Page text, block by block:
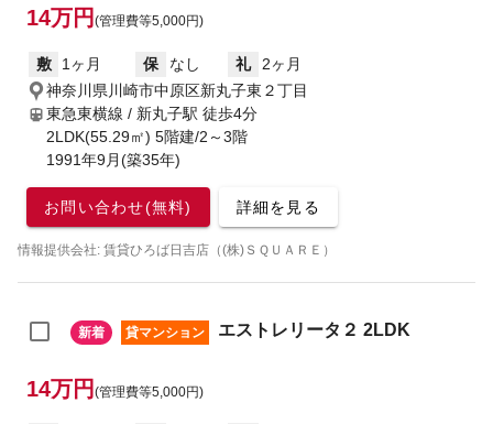
14万円 (管理費等5,000円)
敷 1ヶ月 保 なし 礼
2ヶ月
神奈川県川崎市中原区新丸子東２丁目
東急東横線 / 新丸子駅 徒歩4分
2LDK(55.29㎡) 5階建/2～3階
1991年9月(築35年)
お問い合わせ(無料) 詳細を見る
情報提供会社: 賃貸ひろば日吉店（(株)ＳＱＵＡＲＥ）
新着 貸マンション エストレリータ２ 2LDK
14万円 (管理費等5,000円)